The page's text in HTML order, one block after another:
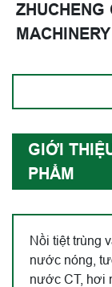
ZHUCHENG
GIỚI
PHẨM
Nồi tiệt trùng
nước nóng,
nước CT, hơi